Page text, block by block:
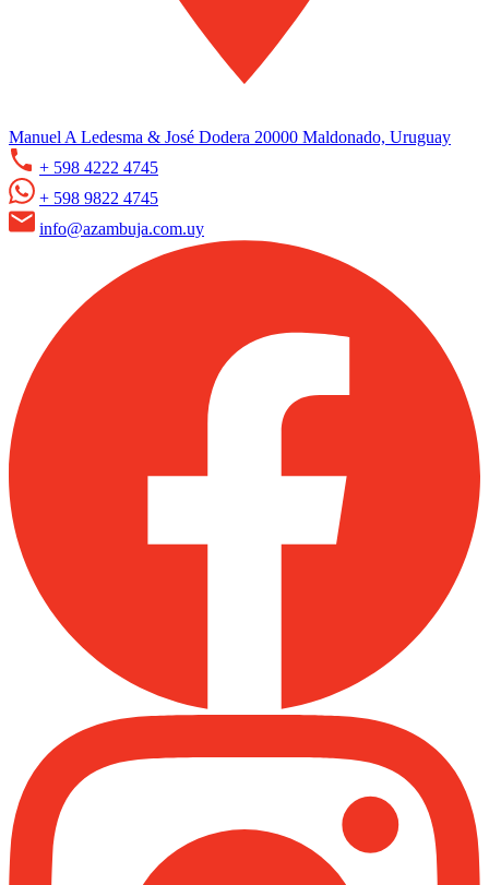
Manuel A Ledesma & José Dodera 20000 Maldonado, Uruguay
+ 598 4222 4745
+ 598 9822 4745
info@azambuja.com.uy